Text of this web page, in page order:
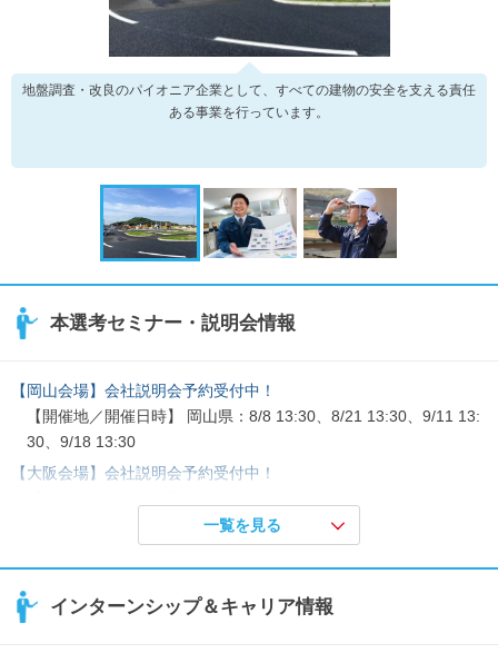
地盤調査・改良のパイオニア企業として、すべての建物の安全を支える責任
ある事業を行っています。
本選考セミナー・説明会情報
【岡山会場】会社説明会予約受付中！
【開催地／開催日時】 岡山県：8/8 13:30、8/21 13:30、9/11 13:
30、9/18 13:30
【大阪会場】会社説明会予約受付中！
3:30
一覧を見る
インターンシップ＆キャリア情報